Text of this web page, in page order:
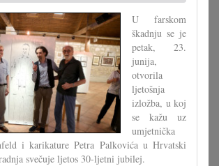
U farskom
škadnju se je
petak, 23.
junija,
otvorila
ljetošnja
izložba, u koj
se kažu uz
umjetnička
i karikature Petra Palkovića u Hrvatski
svečuje ljetos 30-ljetni jubilej.